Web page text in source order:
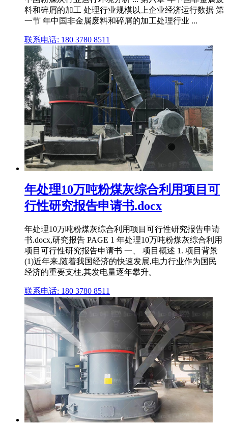
料和碎屑的加工 处理行业规模以上企业经济运行数据 第
一节 年中国非金属废料和碎屑的加工处理行业 ...
联系电话: 180 3780 8511
年处理10万吨粉煤灰综合利用项目可
行性研究报告申请书.docx
年处理10万吨粉煤灰综合利用项目可行性研究报告申请
书.docx,研究报告 PAGE 1 年处理10万吨粉煤灰综合利用
项目可行性研究报告申请书 一、 项目概述 1. 项目背景
(1)近年来,随着我国经济的快速发展,电力行业作为国民
经济的重要支柱,其发电量逐年攀升。
联系电话: 180 3780 8511